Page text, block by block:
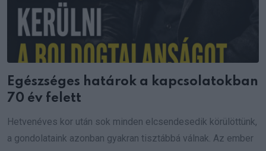
Egészséges határok a kapcsolatokban
70 év felett
Hetvenéves kor után sok minden elcsendesedik körülöttünk,
a gondolataink azonban gyakran tisztábbá válnak. Az ember